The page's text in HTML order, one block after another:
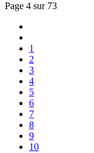
Page 4 sur 73
1
2
3
4
5
6
7
8
9
10